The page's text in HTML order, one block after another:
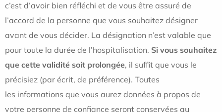
c’est d’avoir bien réfléchi et de vous être assuré de
l’accord de la personne que vous souhaitez désigner
avant de vous décider. La désignation n’est valable que
pour toute la durée de l’hospitalisation. Si vous souhaitez
que cette validité soit prolongée, il suffit que vous le
précisiez (par écrit, de préférence). Toutes
les informations que vous aurez données à propos de
votre personne de confiance seront conservées au